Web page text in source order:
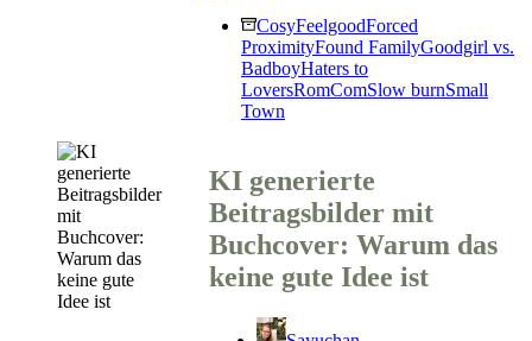
of
Spring
von
Emma
CosyFeelgoodForced
ProximityFound FamilyGoodgirl vs.
BadboyHaters to
LoversRomComSlow burnSmall
Town
KI generierte
Beitragsbilder mit
Buchcover: Warum das
keine gute Idee ist